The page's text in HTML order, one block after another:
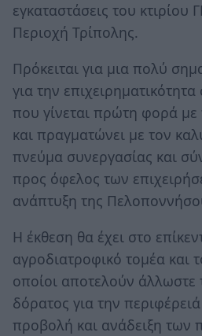
εγκαταστάσεις του κτιρίου
Περιοχή Τρίπολης.
Πρόκειται για μια πολύ
για την
που γίνεται πρώτη φορά
και πραγματώνει με τον
πνεύμα συνεργασίας και
προς όφελος των
ανάπτυξη της
Η έκθεση θα έχει στο
αγροδιατροφικό τομέα και
οποίοι αποτελούν άλλωστε
δόρατος για την
προβολή και ανάδειξη των